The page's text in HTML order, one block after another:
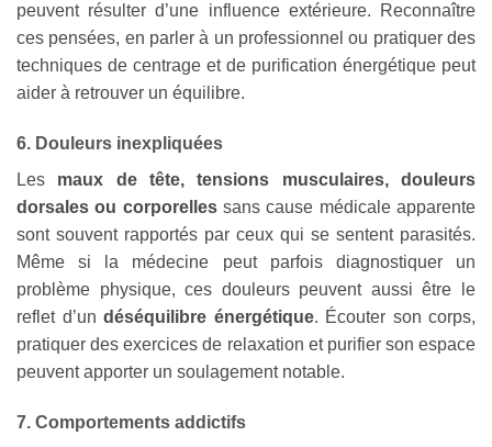
peuvent résulter d’une influence extérieure. Reconnaître
ces pensées, en parler à un professionnel ou pratiquer des
techniques de centrage et de purification énergétique peut
aider à retrouver un équilibre.
6. Douleurs inexpliquées
Les maux de tête, tensions musculaires, douleurs
dorsales ou corporellessans cause médicale apparente
sont souvent rapportés par ceux qui se sentent parasités.
Même si la médecine peut parfois diagnostiquer un
problème physique, ces douleurs peuvent aussi être le
reflet d’un déséquilibre énergétique. Écouter son corps,
pratiquer des exercices de relaxation et purifier son espace
peuvent apporter un soulagement notable.
7. Comportements addictifs